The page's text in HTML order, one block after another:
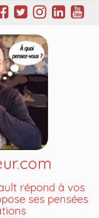
répond à vos
ses pensées